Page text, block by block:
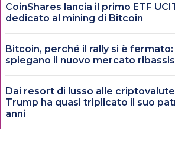
CoinShares lancia il primo ETF
dedicato al mining di Bitcoin
Bitcoin, perché il rally si è
spiegano il nuovo mercato
Dai resort di lusso alle
Trump ha quasi triplicato il suo
anni